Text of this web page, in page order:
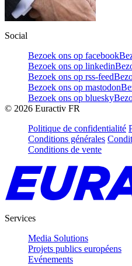
Social
Bezoek ons op facebook
Bezoek ons op linkedin
Bezoek ons op rss-feed
Bezoek ons op mastodon
Bezoek ons op bluesky
© 2026 Euractiv FR
Politique de confidentialité
Conditions générales
Conditions de vente
Services
Media Solutions
Projets publics européens
Evénements